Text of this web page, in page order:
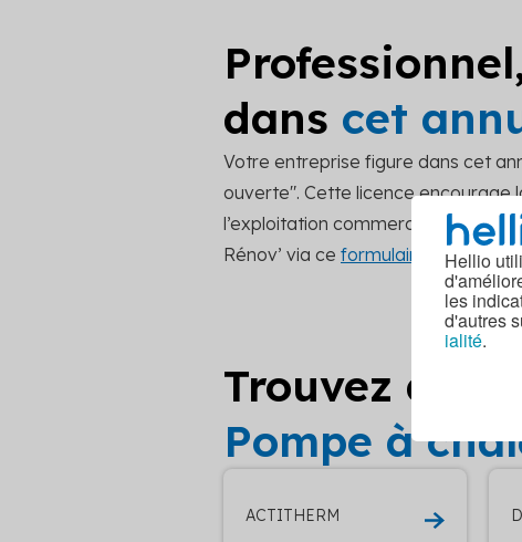
Hellio
les
d'autres
ialité.
dans cet
Votre entreprise figure dans cet
ouverte". Cette licence encourage
l’exploitation commerciale. Pour
Rénov’ via ce formulaire de
Trouvez
Pompe à
ACTITHERM